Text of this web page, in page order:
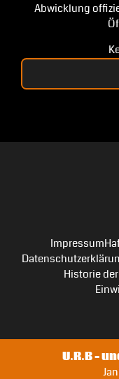
Abwicklung
Impressum
Historie
U.R.B –